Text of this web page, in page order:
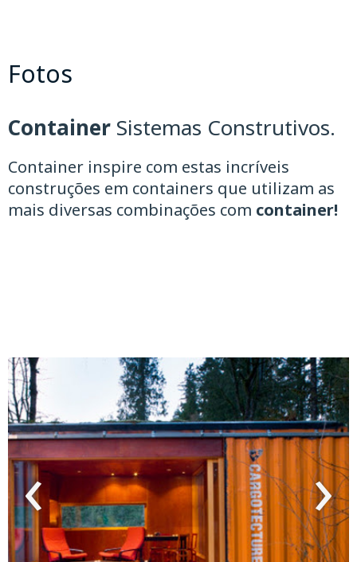
Fotos
Container Sistemas Construtivos.
Container inspire com estas incríveis
construções em containers que utilizam as
mais diversas combinações com container!
‹ ›